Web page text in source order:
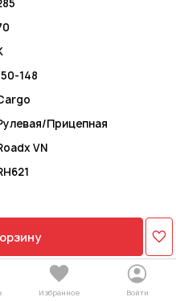
148
Прицепная
VN
Избранное Войти